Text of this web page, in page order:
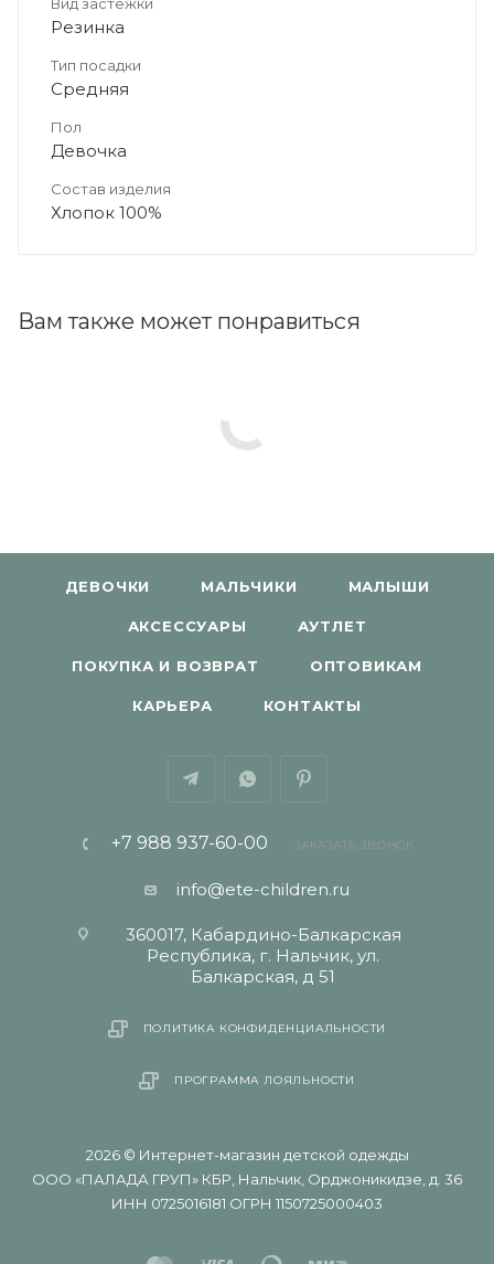
Резинка
Тип посадки
Средняя
Пол
Девочка
Состав изделия
Хлопок 100%
Вам также может понравиться
ДЕВОЧКИ МАЛЬЧИКИ МАЛЫШИ
АКСЕССУАРЫ АУТЛЕТ
ПОКУПКА И ВОЗВРАТ ОПТОВИКАМ
КАРЬЕРА КОНТАКТЫ
+7 988 937-60-00 ЗАКАЗАТЬ ЗВОНОК
info@ete-children.ru
360017, Кабардино-Балкарская
Республика, г. Нальчик, ул.
Балкарская, д 51
ПОЛИТИКА КОНФИДЕНЦИАЛЬНОСТИ
ПРОГРАММА ЛОЯЛЬНОСТИ
2026 © Интернет-магазин детской одежды
ООО «ПАЛАДА ГРУП» КБР, Нальчик, Орджоникидзе, д. 36
ИНН 0725016181 ОГРН 1150725000403